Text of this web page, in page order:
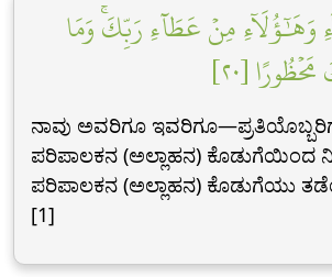
وَهَٰٓؤُلَآءِ مِنۡ عَطَآءِ رَبِّكَۚ وَمَا
[٢٠]
ನಾವು ಅವರಿಗೂ
ಪರಿಪಾಲಕನ (ಅಲ್ಲಾಹನ) ಕೊಡುಗೆಯಿಂದ
ಪರಿಪಾಲಕನ (ಅಲ್ಲಾಹನ) ಕೊಡುಗೆಯು
[1]